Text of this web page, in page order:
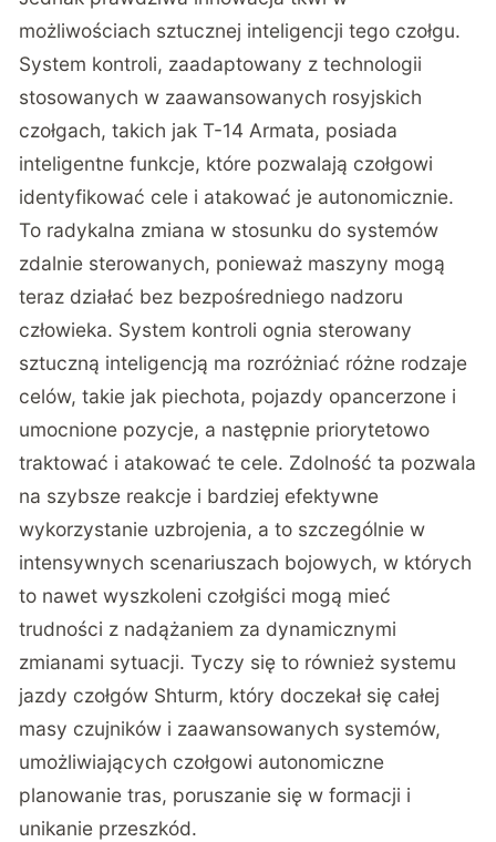
możliwościach sztucznej inteligencji tego czołgu.
System kontroli, zaadaptowany z technologii
stosowanych w zaawansowanych rosyjskich
czołgach, takich jak T-14 Armata, posiada
inteligentne funkcje, które pozwalają czołgowi
identyfikować cele i atakować je autonomicznie.
To radykalna zmiana w stosunku do systemów
zdalnie sterowanych, ponieważ maszyny mogą
teraz działać bez bezpośredniego nadzoru
człowieka. System kontroli ognia sterowany
sztuczną inteligencją ma rozróżniać różne rodzaje
celów, takie jak piechota, pojazdy opancerzone i
umocnione pozycje, a następnie priorytetowo
traktować i atakować te cele. Zdolność ta pozwala
na szybsze reakcje i bardziej efektywne
wykorzystanie uzbrojenia, a to szczególnie w
intensywnych scenariuszach bojowych, w których
to nawet wyszkoleni czołgiści mogą mieć
trudności z nadążaniem za dynamicznymi
zmianami sytuacji. Tyczy się to również systemu
jazdy czołgów Shturm, który doczekał się całej
masy czujników i zaawansowanych systemów,
umożliwiających czołgowi autonomiczne
planowanie tras, poruszanie się w formacji i
unikanie przeszkód.